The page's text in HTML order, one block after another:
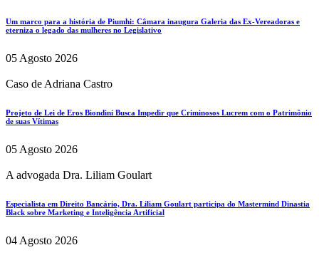
Um marco para a história de Piumhi: Câmara inaugura Galeria das Ex-Vereadoras e
eterniza o legado das mulheres no Legislativo
05 Agosto 2026
Caso de Adriana Castro
Projeto de Lei de Eros Biondini Busca Impedir que Criminosos Lucrem com o Patrimônio
de suas Vítimas
05 Agosto 2026
A advogada Dra. Liliam Goulart
Especialista em Direito Bancário, Dra. Liliam Goulart participa do Mastermind Dinastia
Black sobre Marketing e Inteligência Artificial
04 Agosto 2026